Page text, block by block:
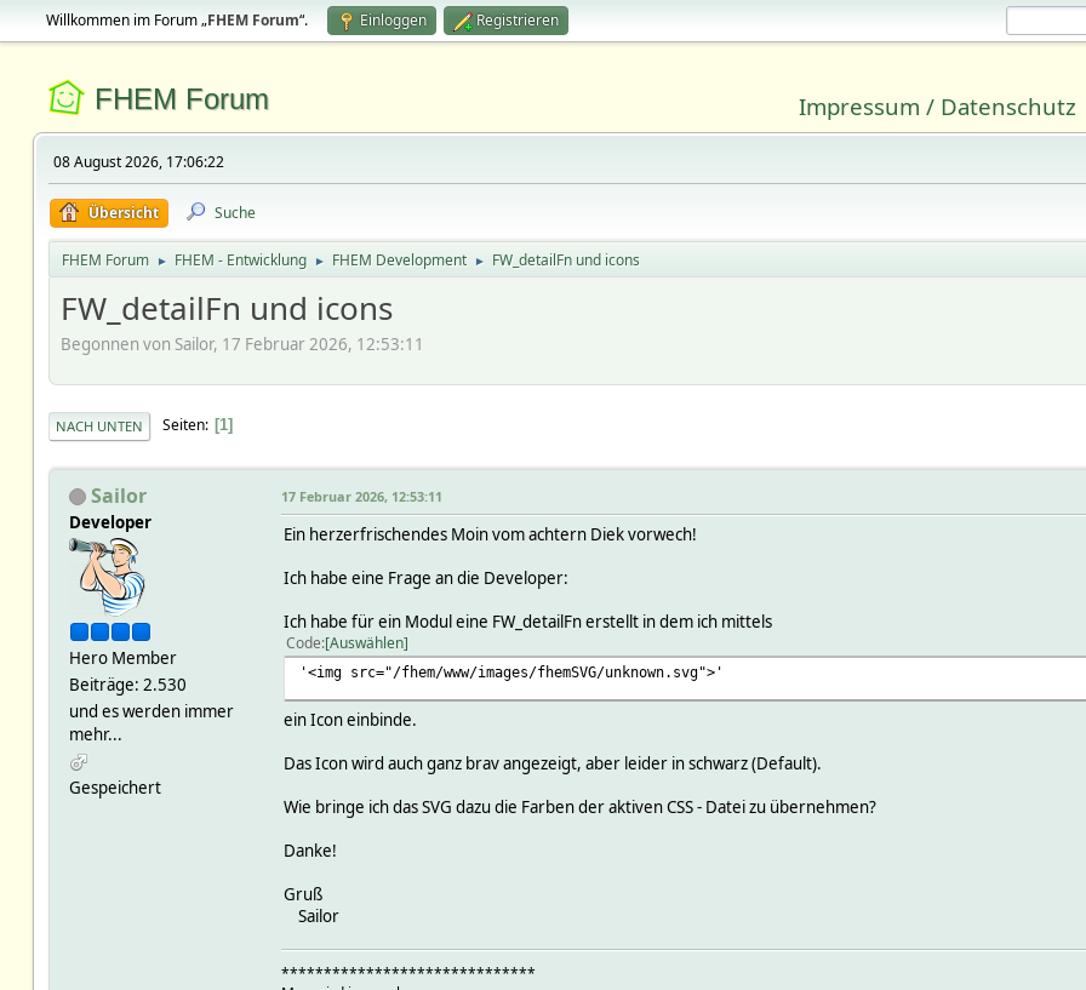
Willkommen im Forum „FHEM Forum“. Einloggen Registrieren
FHEM Forum Impressum / Datenschutz
08 August 2026, 17:06:22
Übersicht Suche
FHEM Forum ► FHEM - Entwicklung ► FHEM Development ► FW_detailFn und icons
FW_detailFn und icons
Begonnen von Sailor, 17 Februar 2026, 12:53:11
NACH UNTEN Seiten 1
Sailor
Developer
Hero Member
Beiträge: 2.530
und es werden immer
mehr...
Gespeichert
17 Februar 2026, 12:53:11
Ein herzerfrischendes Moin vom achtern Diek vorwech!
Ich habe eine Frage an die Developer:
Ich habe für ein Modul eine FW_detailFn erstellt in dem ich mittels
Code Auswählen
'<img src="/fhem/www/images/fhemSVG/unknown.svg">'
ein Icon einbinde.
Das Icon wird auch ganz brav angezeigt, aber leider in schwarz (Default).
Wie bringe ich das SVG dazu die Farben der aktiven CSS - Datei zu übernehmen?
Danke!
Gruß
Sailor
******************************